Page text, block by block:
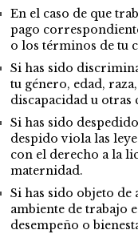
En el caso de que
pago
o los términos de tu
Si has sido
tu género, edad,
discapacidad u otras
Si has sido
despido viola las
con el derecho a la
maternidad.
Si has sido objeto de
ambiente de trabajo
desempeño o